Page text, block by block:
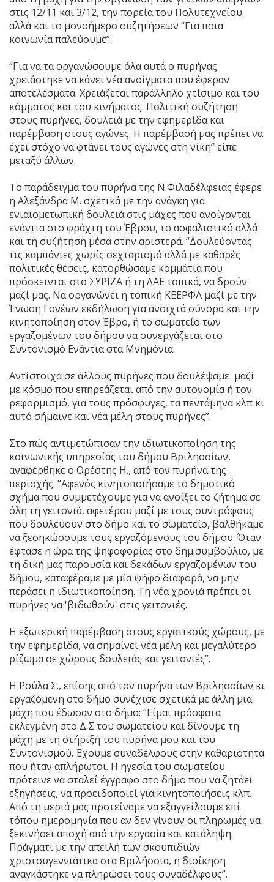
στις 12/11 και 3/12, την πορεία του Πολυτεχνείου
αλλά και το μονοήμερο συζητήσεων “Για ποια
κοινωνία παλεύουμε”.
“Για να τα οργανώσουμε όλα αυτά ο πυρήνας
χρειάστηκε να κάνει νέα ανοίγματα που έφεραν
αποτελέσματα. Χρειάζεται παράλληλο χτίσιμο και του
κόμματος και του κινήματος. Πολιτική συζήτηση
στους πυρήνες, δουλειά με την εφημερίδα και
παρέμβαση στους αγώνες. Η παρέμβασή μας πρέπει να
έχει στόχο να φτάνει τους αγώνες στη νίκη” είπε
μεταξύ άλλων.
Το παράδειγμα του πυρήνα της Ν.Φιλαδέλφειας έφερε
η Αλεξάνδρα Μ. σχετικά με την ανάγκη για
ενιαιομετωπική δουλειά στις μάχες που ανοίγονται
ενάντια στο φράχτη του Έβρου, το ασφαλιστικό αλλά
και τη συζήτηση μέσα στην αριστερά. “Δουλεύοντας
τις καμπάνιες χωρίς σεχταρισμό αλλά με καθαρές
πολιτικές θέσεις, κατορθώσαμε κομμάτια που
πρόσκεινται στο ΣΥΡΙΖΑ ή τη ΛΑΕ τοπικά, να δρούν
μαζί μας. Να οργανώνει η τοπική ΚΕΕΡΦΑ μαζί με την
Ένωση Γονέων εκδήλωση για ανοιχτά σύνορα και την
κινητοποίηση στον Έβρο, ή το σωματείο των
εργαζομένων του δήμου να συνεργάζεται στο
Συντονισμό Ενάντια στα Μνημόνια.
Αντίστοιχα σε άλλους πυρήνες που δουλέψαμε μαζί
με κόσμο που επηρεάζεται από την αυτονομία ή τον
ρεφορμισμό, για τους πρόσφυγες, τα πεντάμηνα κλπ κι
αυτό σήμαινε και νέα μέλη στους πυρήνες”.
Στο πώς αντιμετώπισαν την ιδιωτικοποίηση της
κοινωνικής υπηρεσίας του δήμου Βριλησσίων,
αναφέρθηκε ο Ορέστης Η., από τον πυρήνα της
περιοχής. “Αφενός κινητοποιήσαμε το δημοτικό
σχήμα που συμμετέχουμε για να ανοίξει το ζήτημα σε
όλη τη γειτονιά, αφετέρου μαζί με τους συντρόφους
που δουλεύουν στο δήμο και το σωματείο, βαλθήκαμε
να ξεσηκώσουμε τους εργαζόμενους του δήμου. Όταν
έφτασε η ώρα της ψηφοφορίας στο δημ.συμβούλιο, με
τη δική μας παρουσία και δεκάδων εργαζομένων του
δήμου, καταφέραμε με μία ψήφο διαφορά, να μην
περάσει η ιδιωτικοποίηση. Τη νέα χρονιά πρέπει οι
πυρήνες να 'βιδωθούν' στις γειτονιές.
Η εξωτερική παρέμβαση στους εργατικούς χώρους, με
την εφημερίδα, να σημαίνει νέα μέλη και μεγαλύτερο
ρίζωμα σε χώρους δουλειάς και γειτονιές”.
Η Ρούλα Σ., επίσης από τον πυρήνα των Βριλησσίων κι
εργαζόμενη στο δήμο συνέχισε σχετικά με άλλη μια
μάχη που έδωσαν στο δήμο: “Είμαι πρόσφατα
εκλεγμένη στο Δ.Σ του σωματείου και δίνουμε τη
μάχη με τη στήριξη του πυρήνα μου και του
Συντονισμού. Έχουμε συναδέλφους στην καθαριότητα
που ήταν απλήρωτοι. Η ηγεσία του σωματείου
πρότεινε να σταλεί έγγραφο στο δήμο που να ζητάει
εξηγήσεις, να προειδοποιεί για κινητοποιήσεις κλπ.
Από τη μεριά μας προτείναμε να εξαγγείλουμε επί
τόπου ημερομηνία που αν δεν γίνουν οι πληρωμές να
ξεκινήσει αποχή από την εργασία και κατάληψη.
Πράγματι με την απειλή των σκουπιδιών
χριστουγεννιάτικα στα Βριλήσσια, η διοίκηση
αναγκάστηκε να πληρώσει τους συναδέλφους”.